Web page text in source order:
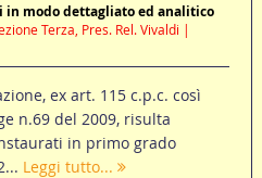
in modo dettagliato ed analitico
Terza, Pres. Rel. Vivaldi |
ex art. 115 c.p.c. così
n.69 del 2009, risulta
in primo grado
Leggi tutto...